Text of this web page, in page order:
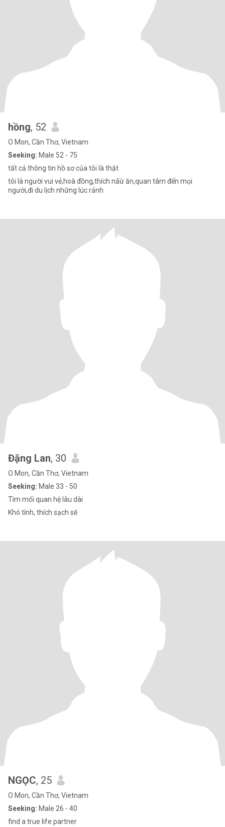
hồng, 52
O Mon, Cần Thơ, Vietnam
Seeking: Male 52 - 75
tất cả thông tin hồ sơ của tôi là thật
tôi là người vui vẻ,hoà đồng,thích nấừ ăn,quan tâm đến mọi
người,đi du lịch những lúc rảnh
Đặng Lan, 30
O Mon, Cần Thơ, Vietnam
Seeking: Male 33 - 50
Tìm mối quan hệ lâu dài
Khó tính, thích sạch sẽ
NGỌC, 25
O Mon, Cần Thơ, Vietnam
Seeking: Male 26 - 40
find a true life partner ​​​